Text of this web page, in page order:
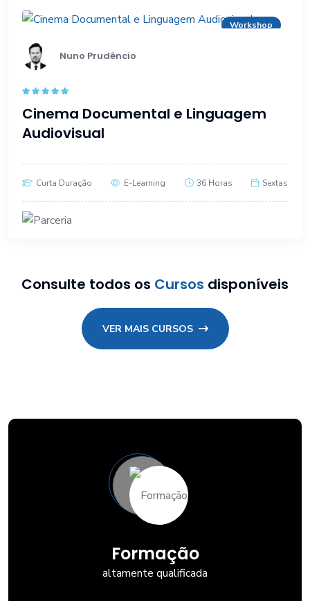
Workshop
Nuno Prudêncio
out of 5
Cinema Documental e Linguagem
Audiovisual
Curta Duração E-Learning 36 Horas Sextas
Consulte todos os Cursos disponíveis
VER MAIS CURSOS
Formação
altamente qualificada